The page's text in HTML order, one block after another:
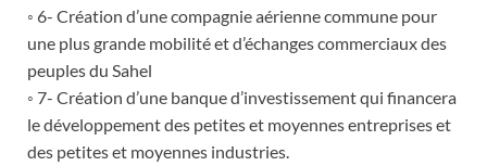
◦ 6- Création d’une compagnie aérienne commune pour
une plus grande mobilité et d’échanges commerciaux des
peuples du Sahel
◦ 7- Création d’une banque d’investissement qui financera
le développement des petites et moyennes entreprises et
des petites et moyennes industries.